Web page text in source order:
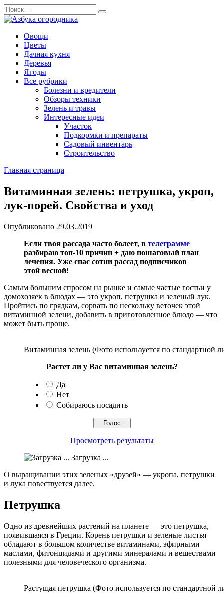
Перейти
к
содержанию
Search
for:
Овощи
Цветы
Дачная кухня
Деревья
Ягоды
Все рубрики
Болезни и вредители
Обзоры техники
Зелень и травы
Интересные идеи
Участок
Подкормки и препараты
Садовый инвентарь
Строительство
Главная страница
Витаминная зелень: петрушка, укроп,
лук-порей. Свойства и уход
Опубликовано 29.03.2019
Если твоя рассада часто болеет, в телеграмме
разбираю топ-10 причин + даю пошаговый план
лечения. Уже спас сотни рассад подписчиков
этой весной!
Самым большим спросом на рынке и самые частые гостьи у
домохозяек в блюдах — это укроп, петрушка и зеленый лук.
Пройтись по грядкам, сорвать по нескольку веточек этой
витаминной зелени, добавить в приготовленное блюдо — что
может быть проще.
Витаминная зелень (Фото используется по стандартной
Растет ли у Вас витаминная зелень?
Да
Нет
Собираюсь посадить
Просмотреть результаты
Загрузка ...
О выращивании этих зеленых «друзей» — укропа, петрушки
и лука повествуется далее.
Петрушка
Одно из древнейших растений на планете — это петрушка,
появившаяся в Греции. Корень петрушки и зеленые листья
обладают в большом количестве витаминами, эфирными
маслами, фитонцидами и другими минералами и веществами
полезными для человеческого организма.
Растущая петрушка (Фото используется по стандартной